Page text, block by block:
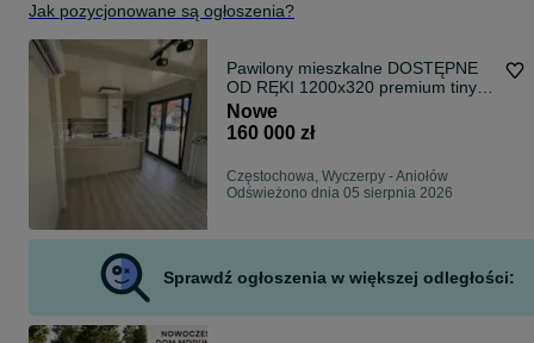
Jak pozycjonowane są ogłoszenia?
Pawilony mieszkalne DOSTĘPNE
OD RĘKI 1200x320 premium tiny
house biuro z kuchnią łazienką
kontener z płyty warstwowej
Nowe
160 000 zł
Częstochowa, Wyczerpy - Aniołów
Odświeżono dnia 05 sierpnia 2026
Sprawdź ogłoszenia w większej odległości: